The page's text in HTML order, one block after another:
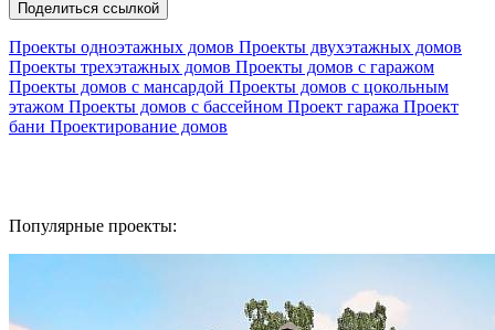
Поделиться ссылкой
Проекты одноэтажных домов Проекты двухэтажных домов
Проекты трехэтажных домов Проекты домов с гаражом
Проекты домов с мансардой Проекты домов с цокольным
этажом Проекты домов с бассейном Проект гаража Проект
бани Проектирование домов
Популярные проекты: